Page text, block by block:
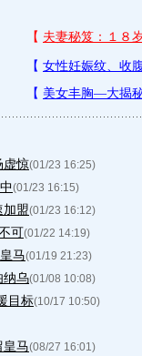
虚惊(01/23 16:25)
(01/23 16:15)
加盟(01/23 16:12)
可(01/22 14:19)
马(01/19 21:23)
纳乌(01/08 10:08)
目标(10/17 10:50)
皇马(08/27 16:01)